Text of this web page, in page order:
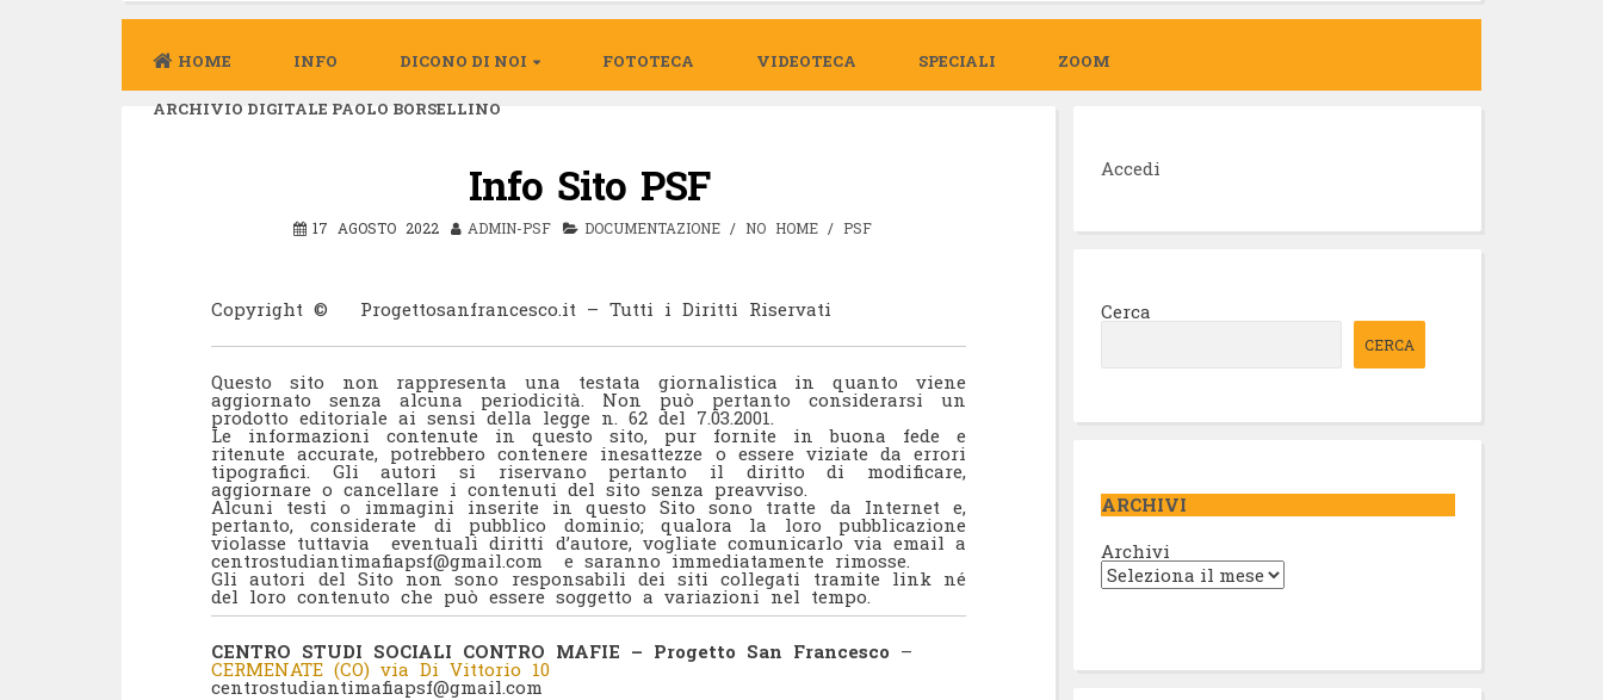
HOME INFO DICONO DI NOI FOTOTECA VIDEOTECA SPECIALI ZOOM
ARCHIVIO DIGITALE PAOLO BORSELLINO
Info Sito PSF
17 AGOSTO 2022 ADMIN-PSF DOCUMENTAZIONE / NO HOME / PSF
Copyright © Progettosanfrancesco.it – Tutti i Diritti Riservati
Questo sito non rappresenta una testata giornalistica in quanto viene
aggiornato senza alcuna periodicità. Non può pertanto considerarsi un
prodotto editoriale ai sensi della legge n. 62 del 7.03.2001.
Le informazioni contenute in questo sito, pur fornite in buona fede e
ritenute accurate, potrebbero contenere inesattezze o essere viziate da errori
tipografici. Gli autori si riservano pertanto il diritto di modificare,
aggiornare o cancellare i contenuti del sito senza preavviso.
Alcuni testi o immagini inserite in questo Sito sono tratte da Internet e,
pertanto, considerate di pubblico dominio; qualora la loro pubblicazione
violasse tuttavia eventuali diritti d’autore, vogliate comunicarlo via email a
centrostudiantimafiapsf@gmail.com e saranno immediatamente rimosse.
Gli autori del Sito non sono responsabili dei siti collegati tramite link né
del loro contenuto che può essere soggetto a variazioni nel tempo.
CENTRO STUDI SOCIALI CONTRO MAFIE – Progetto San Francesco –
CERMENATE (CO) via Di Vittorio 10
centrostudiantimafiapsf@gmail.com
Accedi
Cerca
CERCA
ARCHIVI
Archivi